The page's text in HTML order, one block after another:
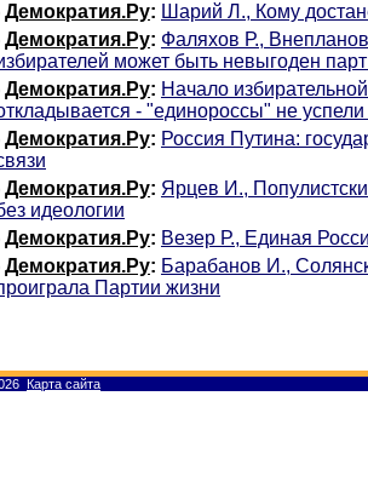
Демократия.Ру: Шарий Л., Кому
Демократия.Ру: Фаляхов Р.,
может быть невыгоден
Демократия.Ру: Начало
- "единороссы" не успели
Демократия.Ру: Россия Путина:
Демократия.Ру: Ярцев И.,
идеологии
Демократия.Ру: Везер Р., Единая
Демократия.Ру: Барабанов И.,
Партии жизни
Карта сайта